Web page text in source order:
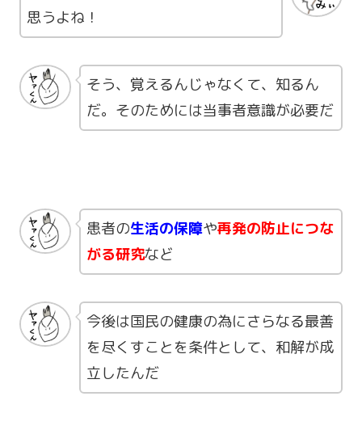
思うよね！
そう、覚えるんじゃなくて、知るん
だ。そのためには当事者意識が必要だ
患者の生活の保障や再発の防止につな
がる研究など
今後は国民の健康の為にさらなる最善
を尽くすことを条件として、和解が成
立したんだ